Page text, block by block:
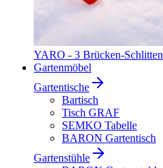
YARO - 3 Brücken-Schlitten
Gartenmöbel
Gartentische
Bartisch
Tisch GRAF
SEMKO Tabelle
BARON Gartentisch
Gartenstühle